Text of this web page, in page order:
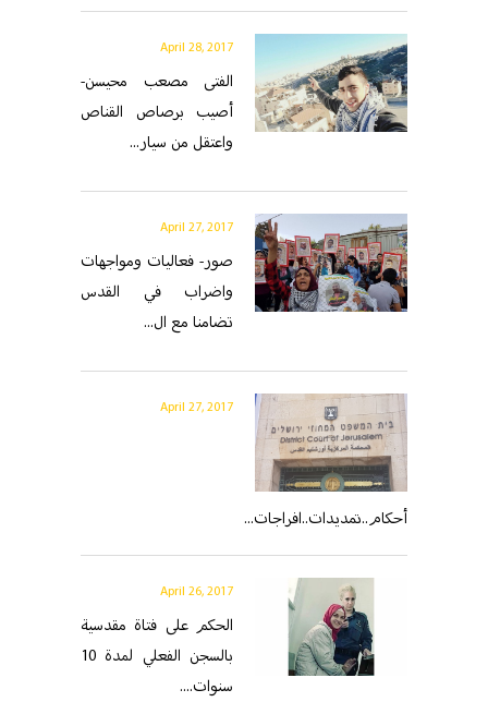
April 28, 2017
الفتى مصعب محيسن-
أصيب برصاص القناص
واعتقل من سيار...
April 27, 2017
صور- فعاليات ومواجهات
واضراب في القدس
تضامنا مع ال...
April 27, 2017
أحكام..تمديدات..افراجات...
April 26, 2017
الحكم على فتاة مقدسية
بالسجن الفعلي لمدة 10
سنوات....